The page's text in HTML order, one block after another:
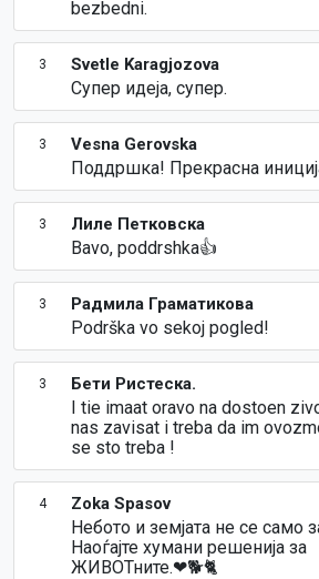
bezbedni.
3 Svetle Karagjozova
Супер идеја, супер.
3 Vesna Gerovska
Поддршка! Прекрасна
3 Лиле Петковска
Bavo, poddrshka👍
3 Радмила Граматикова
Podrška vo sekoj pogled!
3 Бети Ристеска.
I tie imaat oravo na dostoen
nas zavisat i treba da im
se sto treba !
4 Zoka Spasov
Небото и земјата не се само
Наоѓајте хумани решенија за
ЖИВОТните.❤🐕🐈